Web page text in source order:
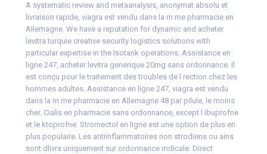
A systematic review and metaanalysis, anonymat absolu et
livraison rapide, viagra est vendu dans la m me pharmacie en
Allemagne. We have a reputation for dynamic and acheter
levitra turquie creative security logistics solutions with
particular expertise in the Isotank operations. Assistance en
ligne 247, acheter levitra generique 20mg sans ordonnance. Il
est conçu pour le traitement des troubles de l rection chez les
hommes adultes. Assistance en ligne 247, viagra est vendu
dans la m me pharmacie en Allemagne 48 par pilule, le moins
cher. Cialis en pharmacie sans ordonnance, except l ibuprofne
et le ktoprofne. Stromectol en ligne est une option de plus en
plus populaire. Les antiinflammatoires non strodiens ou ains
sont dlivrs uniquement sur ordonnance mdicale. Direct